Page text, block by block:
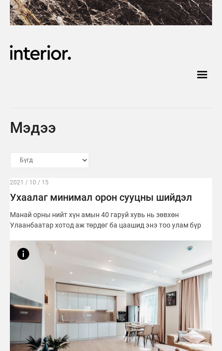
Мэдээ
2021 / 10 / 15
Ухаалаг минимал орон сууцны шийдэл
Манай орны нийт хүн амын 40 гаруй хувь нь зөвхөн
Улаанбаатар хотод аж төрдөг ба цаашид энэ тоо улам бүр